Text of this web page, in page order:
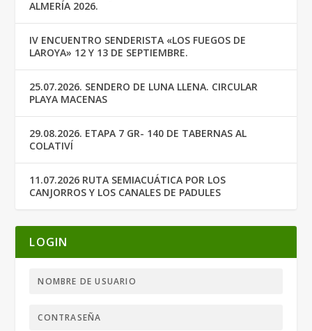
ALMERÍA 2026.
IV ENCUENTRO SENDERISTA «LOS FUEGOS DE
LAROYA» 12 Y 13 DE SEPTIEMBRE.
25.07.2026. SENDERO DE LUNA LLENA. CIRCULAR
PLAYA MACENAS
29.08.2026. ETAPA 7 GR- 140 DE TABERNAS AL
COLATIVÍ
11.07.2026 RUTA SEMIACUÁTICA POR LOS
CANJORROS Y LOS CANALES DE PADULES
LOGIN